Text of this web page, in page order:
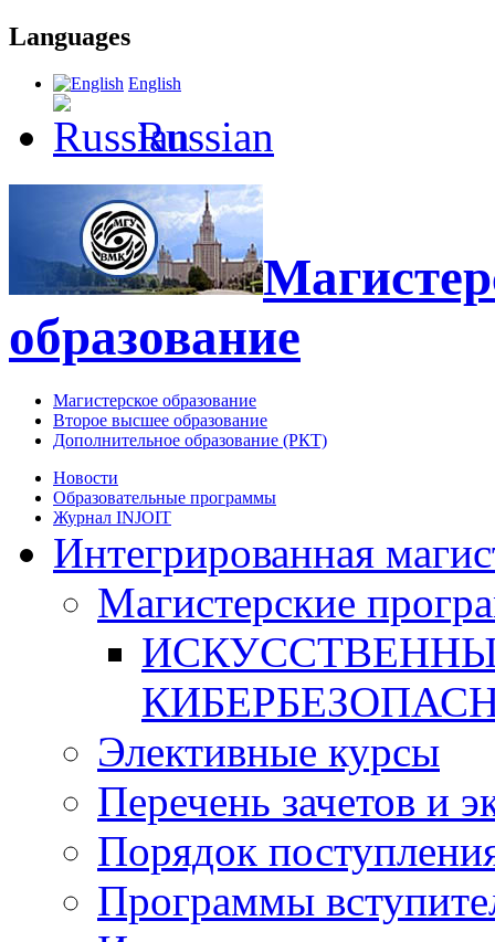
Languages
English
Russian
образование
Магистерское образование
Второе высшее образование
Дополнительное образование (РКТ)
Новости
Образовательные программы
Журнал INJOIT
Интегрированная
Магистерские
Элективные курсы
Перечень зачетов и
Порядок
Программы